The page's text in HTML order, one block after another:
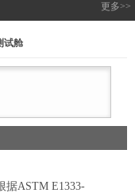
更多>>
试舱
据ASTM E1333-